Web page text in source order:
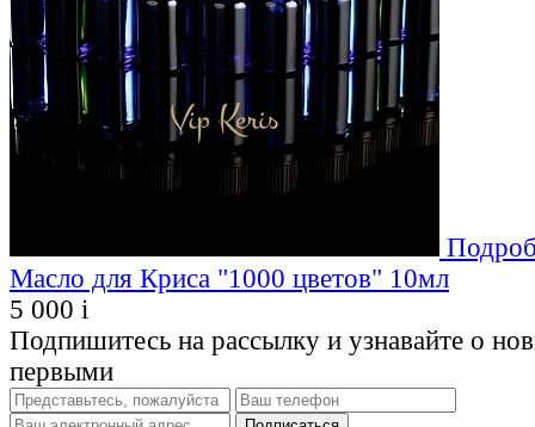
Масло для Криса "1000 цветов" 10мл
5 000 i
Подпишитесь на рассылку и узнавайте о
первыми